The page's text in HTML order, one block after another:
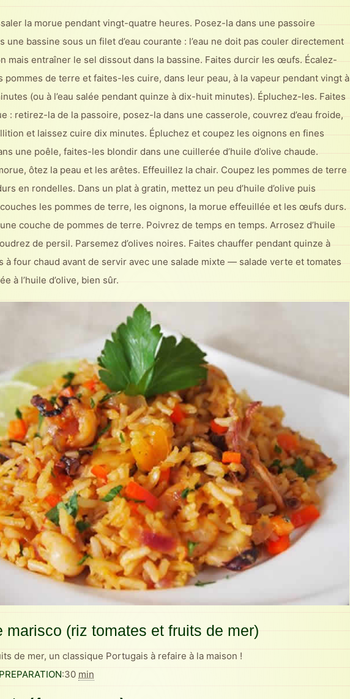
la morue pendant vingt-quatre heures. Posez-la dans une passoire
une bassine sous un filet d’eau courante : l’eau ne doit pas couler directement
mais entraîner le sel dissout dans la bassine. Faites durcir les œufs. Écalez-
pommes de terre et faites-les cuire, dans leur peau, à la vapeur pendant vingt à
(ou à l’eau salée pendant quinze à dix-huit minutes). Épluchez-les. Faites
: retirez-la de la passoire, posez-la dans une casserole, couvrez d’eau froide,
et laissez cuire dix minutes. Épluchez et coupez les oignons en fines
une poêle, faites-les blondir dans une cuillerée d’huile d’olive chaude.
ôtez la peau et les arêtes. Effeuillez la chair. Coupez les pommes de terre
en rondelles. Dans un plat à gratin, mettez un peu d’huile d’olive puis
les pommes de terre, les oignons, la morue effeuillée et les œufs durs.
couche de pommes de terre. Poivrez de temps en temps. Arrosez d’huile
de persil. Parsemez d’olives noires. Faites chauffer pendant quinze à
à four chaud avant de servir avec une salade mixte — salade verte et tomates
à l’huile d’olive, bien sûr.
marisco (riz tomates et fruits de mer)
de mer, un classique Portugais à refaire à la maison !
PREPARATION:30 min